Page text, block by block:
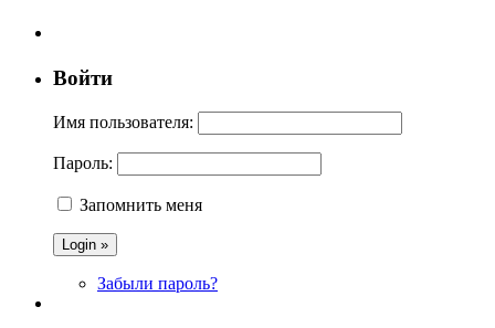
Войти
Имя пользователя:
Пароль:
Запомнить меня
Забыли пароль?